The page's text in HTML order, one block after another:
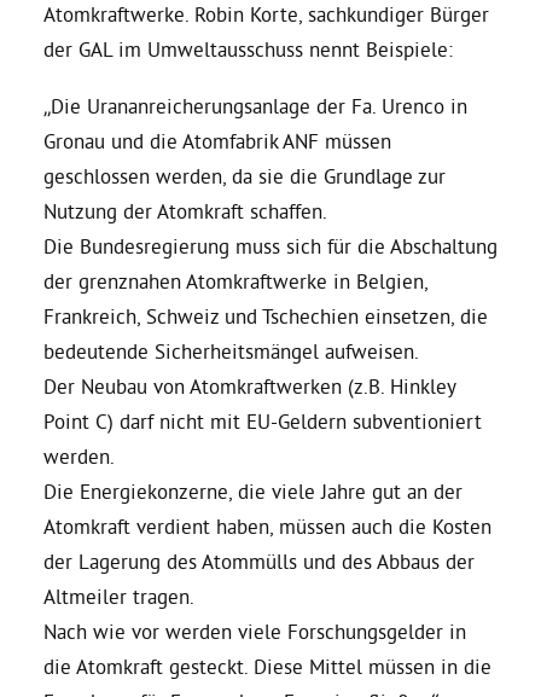
Kommunalpolitik
Engagement-Sprechstunde
Grüne Jugend
CampusGrün
Aktuelles
Termine
Kontakt
Atomkraftwerke. Robin Korte, sachkundiger Bürger
der GAL im Umweltausschuss nennt Beispiele:
„Die Urananreicherungsanlage der Fa. Urenco in
Gronau und die Atomfabrik ANF müssen
geschlossen werden, da sie die Grundlage zur
Nutzung der Atomkraft schaffen.
Die Bundesregierung muss sich für die Abschaltung
der grenznahen Atomkraftwerke in Belgien,
Frankreich, Schweiz und Tschechien einsetzen, die
bedeutende Sicherheitsmängel aufweisen.
Der Neubau von Atomkraftwerken (z.B. Hinkley
Point C) darf nicht mit EU-Geldern subventioniert
werden.
Die Energiekonzerne, die viele Jahre gut an der
Atomkraft verdient haben, müssen auch die Kosten
der Lagerung des Atommülls und des Abbaus der
Altmeiler tragen.
Nach wie vor werden viele Forschungsgelder in
die Atomkraft gesteckt. Diese Mittel müssen in die